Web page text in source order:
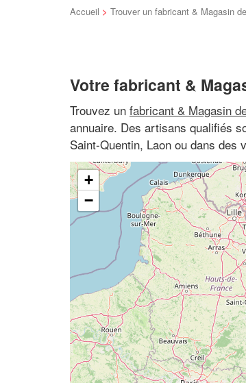
Accueil > Trouver un fabricant & Magasin
Votre fabricant &
Trouvez un fabricant & Magasin
annuaire. Des artisans qualifiés
Saint-Quentin, Laon ou dans
+
−